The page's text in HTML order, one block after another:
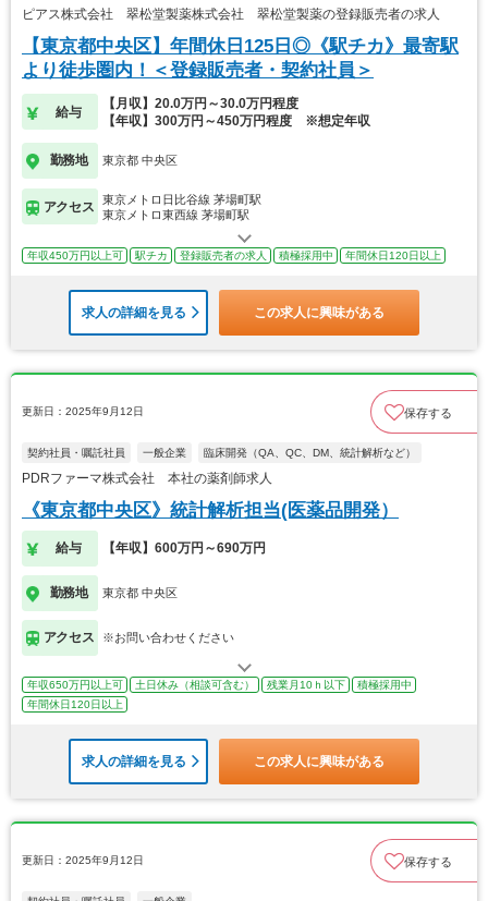
ピアス株式会社 翠松堂製薬株式会社 翠松堂製薬の登録販売者の求人
【東京都中央区】年間休日125日◎《駅チカ》最寄駅
より徒歩圏内！＜登録販売者・契約社員＞
給与
【月収】20.0万円～30.0万円程度
【年収】300万円～450万円程度 ※想定年収
勤務地 東京都 中央区
アクセス
東京メトロ日比谷線 茅場町駅
東京メトロ東西線 茅場町駅
年収450万円以上可 駅チカ 登録販売者の求人 積極採用中 年間休日120日以上
求人の詳細を見る この求人に興味がある
更新日：2025年9月12日 保存する
契約社員・嘱託社員 一般企業 臨床開発（QA、QC、DM、統計解析など）
PDRファーマ株式会社 本社の薬剤師求人
《東京都中央区》統計解析担当(医薬品開発）
給与 【年収】600万円～690万円
勤務地 東京都 中央区
アクセス ※お問い合わせください
年収650万円以上可 土日休み（相談可含む） 残業月10ｈ以下
積極採用中
年間休日120日以上
求人の詳細を見る この求人に興味がある
更新日：2025年9月12日 保存する